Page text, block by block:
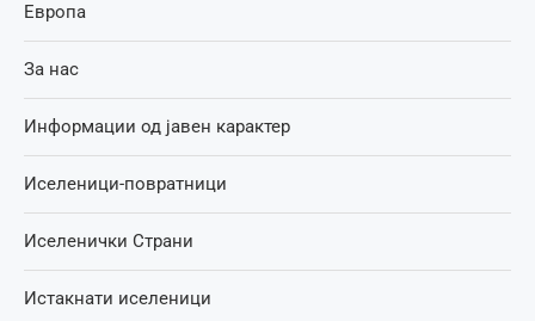
Европа
За нас
Информации од јавен карактер
Иселеници-повратници
Иселенички Страни
Истакнати иселеници